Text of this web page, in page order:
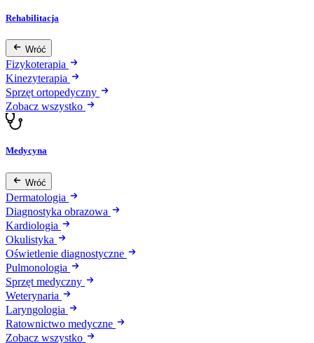
Rehabilitacja
Wróć
Fizykoterapia
Kinezyterapia
Sprzęt ortopedyczny
Zobacz wszystko
Medycyna
Wróć
Dermatologia
Diagnostyka obrazowa
Kardiologia
Okulistyka
Oświetlenie diagnostyczne
Pulmonologia
Sprzęt medyczny
Weterynaria
Laryngologia
Ratownictwo medyczne
Zobacz wszystko